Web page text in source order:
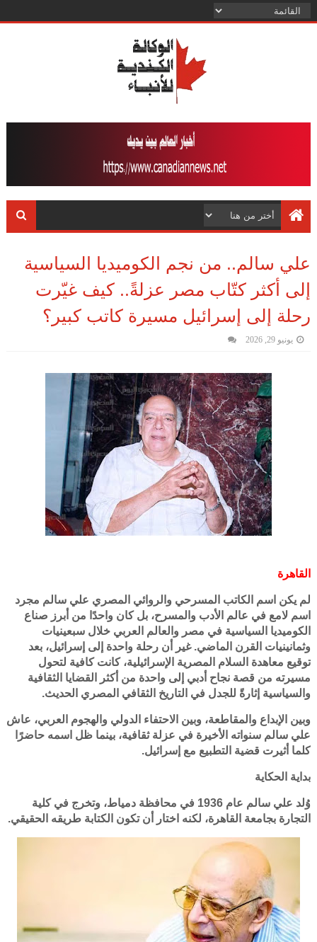
علي سالم.. من نجم الكوميديا السياسية
إلى أكثر كتّاب مصر عزلةً.. كيف غيّرت
رحلة إلى إسرائيل مسيرة كاتب كبير؟
يونيو 29, 2026
القاهرة
لم يكن اسم الكاتب المسرحي والروائي المصري علي سالم مجرد
اسم لامع في عالم الأدب والمسرح، بل كان واحدًا من أبرز صناع
الكوميديا السياسية في مصر والعالم العربي خلال سبعينيات
وثمانينيات القرن الماضي. غير أن رحلة واحدة إلى إسرائيل، بعد
توقيع معاهدة السلام المصرية الإسرائيلية، كانت كافية لتحول
مسيرته من قصة نجاح أدبي إلى واحدة من أكثر القضايا الثقافية
والسياسية إثارةً للجدل في التاريخ الثقافي المصري الحديث.
وبين الإبداع والمقاطعة، وبين الاحتفاء الدولي والهجوم العربي، عاش
علي سالم سنواته الأخيرة في عزلة ثقافية، بينما ظل اسمه حاضرًا
كلما أثيرت قضية التطبيع مع إسرائيل.
بداية الحكاية
وُلد علي سالم عام 1936 في محافظة دمياط، وتخرج في كلية
التجارة بجامعة القاهرة، لكنه اختار أن تكون الكتابة طريقه الحقيقي.